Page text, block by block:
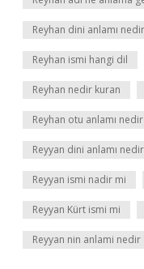
Reyhan dini anlamı nedir
Reyhan ismi hangi dil
Reyhan nedir kuran
Reyhan otu anlamı nedir
Reyyan dini anlamı nedir
Reyyan ismi nadir mi
Reyyan Kürt ismi mi
Reyyan nin anlami nedir